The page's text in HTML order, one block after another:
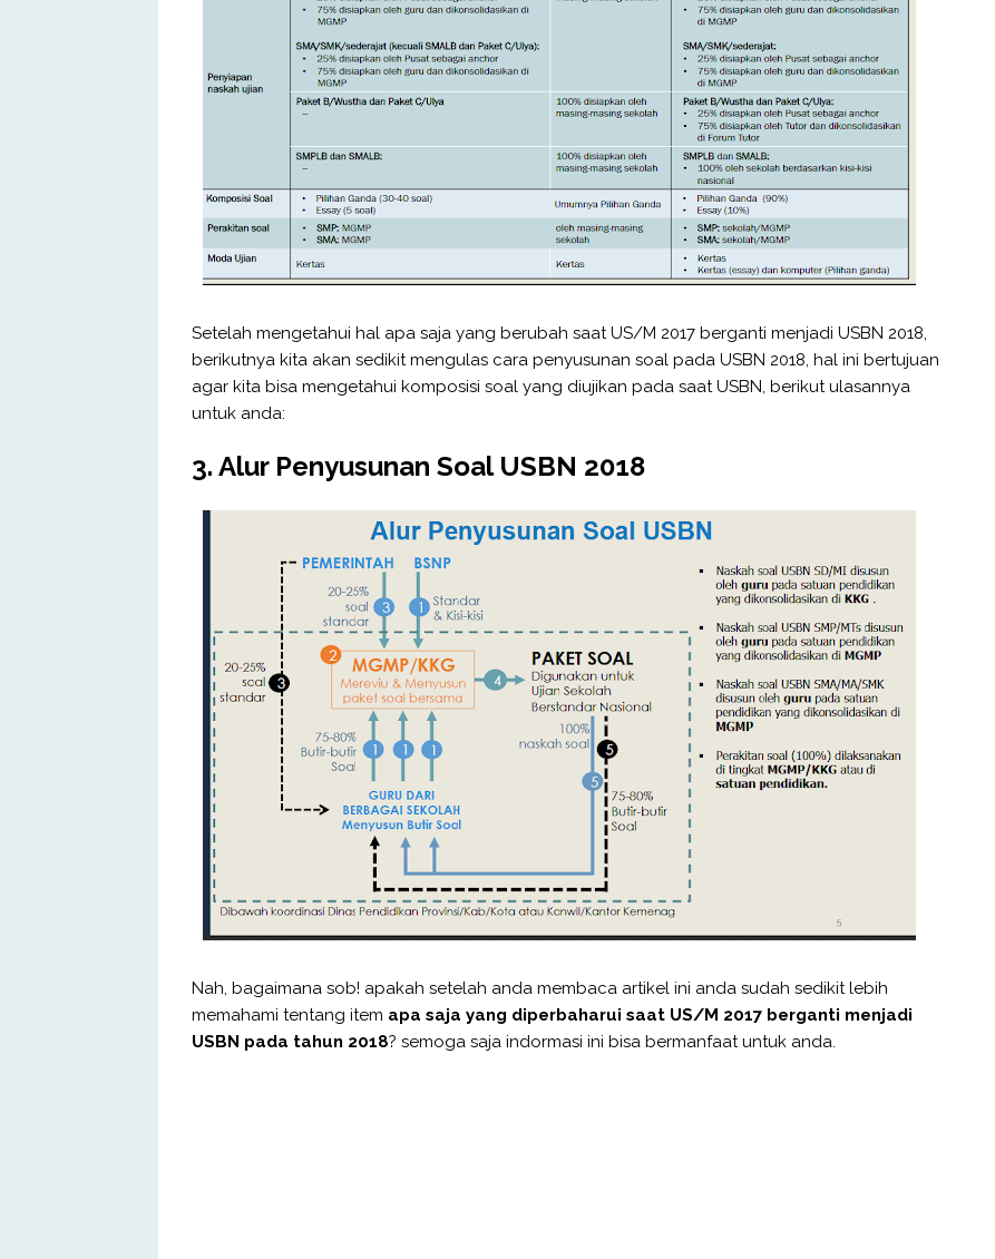
Setelah mengetahui hal apa saja yang berubah saat US/M 2017 berganti menjadi USBN 2018,
berikutnya kita akan sedikit mengulas cara penyusunan soal pada USBN 2018, hal ini bertujuan
agar kita bisa mengetahui komposisi soal yang diujikan pada saat USBN, berikut ulasannya
untuk anda:
3. Alur Penyusunan Soal USBN 2018
Nah, bagaimana sob! apakah setelah anda membaca artikel ini anda sudah sedikit lebih
memahami tentang item apa saja yang diperbaharui saat US/M 2017 berganti menjadi
USBN pada tahun 2018? semoga saja indormasi ini bisa bermanfaat untuk anda.